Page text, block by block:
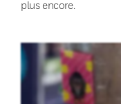
plus encore.